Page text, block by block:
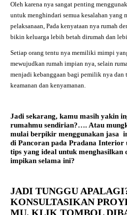
Oleh karena nya sangat penting
untuk menghindari semua kesalahan yang
pelaksanaan, Pada kenyataan nya rumah
bikin keluarga lebih betah dirumah dan
Setiap orang tentu nya memiliki mimpi
mewujudkan rumah impian nya, selain
menjadi kebanggaan bagi pemilik nya dan
keamanan dan kenyamanan.
Jadi sekarang, kamu masih yakin
rumahmu sendirian?…. Atau
mulai berpikir menggunakan jasa
diPancoran pada Pradana Interior
tips yang ideal untuk
impikan selama ini?
JADI TUNGGU
KONSULTASIKAN
MU,KLIK TOMBOL